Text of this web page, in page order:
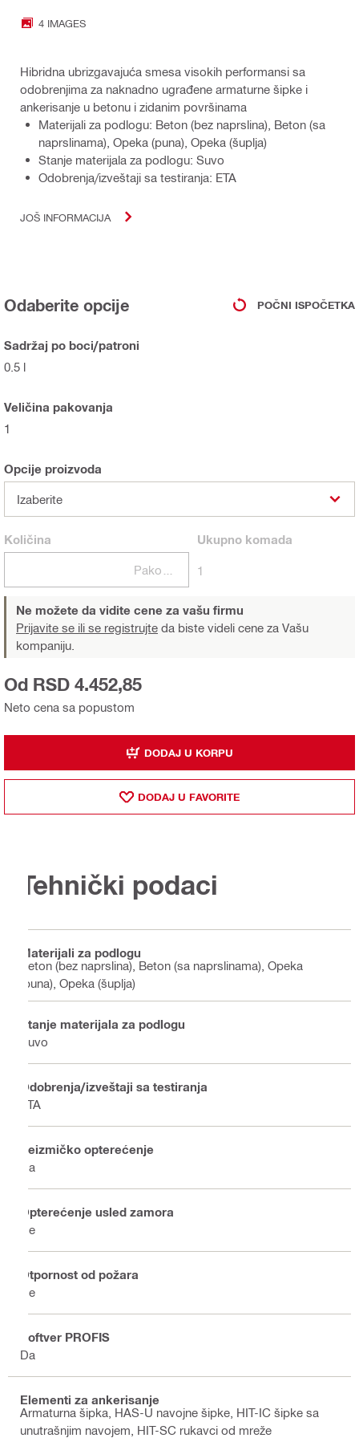
4 IMAGES
Hibridna ubrizgavajuća smesa visokih performansi sa
odobrenjima za naknadno ugrađene armaturne šipke i
ankerisanje u betonu i zidanim površinama
Materijali za podlogu: Beton (bez naprslina), Beton (sa
naprslinama), Opeka (puna), Opeka (šuplja)
Stanje materijala za podlogu: Suvo
Odobrenja/izveštaji sa testiranja: ETA
JOŠ INFORMACIJA
Odaberite opcije POČNI ISPOČETKA
Sadržaj po boci/patroni
0.5 l
Veličina pakovanja
1
Opcije proizvoda
Izaberite
Količina Ukupnokomada
1
Ne možete da vidite cene za vašu firmu
Prijavite se ili se registrujte da biste videli cene za Vašu
kompaniju.
Neto cena sa popustom
Od RSD 4.452,85
DODAJ U KORPU
DODAJ U FAVORITE
Tehnički podaci
Materijali za podlogu
Beton (bez naprslina), Beton (sa naprslinama), Opeka
(puna), Opeka (šuplja)
Stanje materijala za podlogu
Suvo
Odobrenja/izveštaji sa testiranja
ETA
Seizmičko opterećenje
Da
Opterećenje usled zamora
Ne
Otpornost od požara
Ne
Softver PROFIS
Da
Elementi za ankerisanje
Armaturna šipka, HAS-U navojne šipke, HIT-IC šipke sa
unutrašnjim navojem, HIT-SC rukavci od mreže